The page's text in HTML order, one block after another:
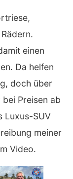
einen
Da helfen
doch über
Preisen ab
Luxus-SUV
meiner
Video.